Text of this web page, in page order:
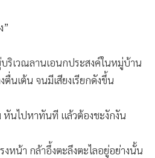
”
ริเวณลานเอนกประสงค์ในหมู่บ้าน
ตื่นเต้น จนมีเสียงเรียกดังขึ้น
หันไปหาทันที แล้วต้องชะงักงัน
หน้า กล้าอึ้งตะลึงตะไลอยู่อย่างนั้น